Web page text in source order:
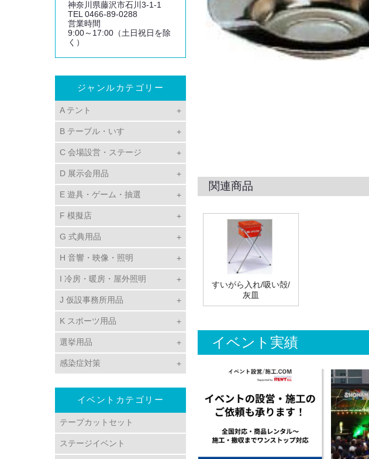
神奈川県藤沢市石川3‐1‐1
TEL 0466‐89‐0288
営業時間
9:00～17:00（土日祝日を除
く）
ジャンルカテゴリー
A テント
B テーブル・いす
C 会場設営・ステージ
D 展示会用品
E 遊具・ゲーム・抽選
F 模擬店
G 式典用品
H 音響・映像・照明
I 冷房・暖房・屋外照明
J 仮設事務所用品
K スポーツ用品
選挙用品
感染症対策
イベントカテゴリー
テープカットセット
ステージイベント
関連商品
すいがら入れ/吸い殻/
灰皿
イベント実績